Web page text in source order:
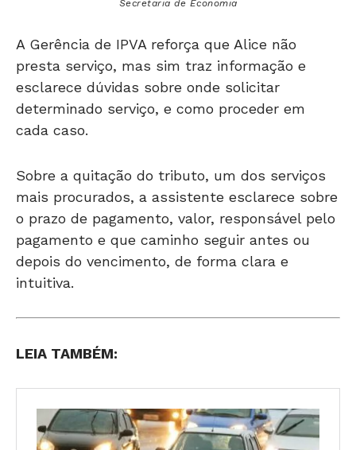
Secretaria de Economia
A Gerência de IPVA reforça que Alice não
presta serviço, mas sim traz informação e
esclarece dúvidas sobre onde solicitar
determinado serviço, e como proceder em
cada caso.
Sobre a quitação do tributo, um dos serviços
mais procurados, a assistente esclarece sobre
o prazo de pagamento, valor, responsável pelo
pagamento e que caminho seguir antes ou
depois do vencimento, de forma clara e
intuitiva.
LEIA TAMBÉM: